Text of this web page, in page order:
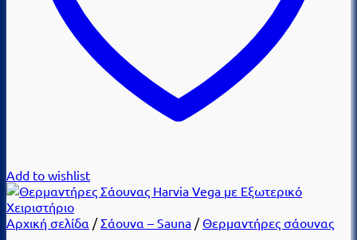
Add to wishlist
Αρχική σελίδα / Σάουνα – Sauna / Θερμαντήρες σάουνας